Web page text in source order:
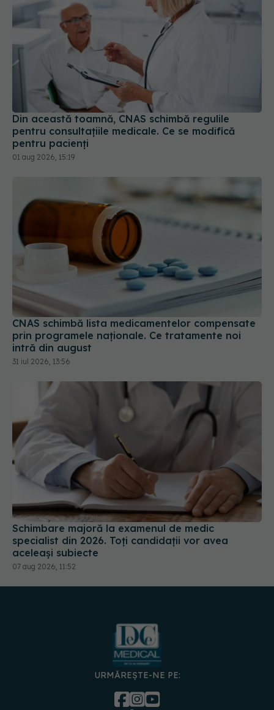
Din această toamnă, CNAS schimbă regulile
pentru consultațiile medicale. Ce se modifică
pentru pacienți
01 aug 2026, 15:19
CNAS schimbă lista medicamentelor compensate
prin programele naționale. Ce tratamente noi
intră din august
31 iul 2026, 13:56
Schimbare majoră la examenul de medic
specialist din 2026. Toți candidații vor avea
aceleași subiecte
07 aug 2026, 11:52
URMĂREȘTE-NE PE: